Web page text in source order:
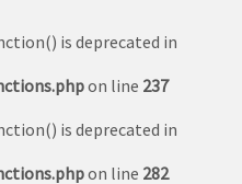
is deprecated in
on line 237
is deprecated in
on line 282